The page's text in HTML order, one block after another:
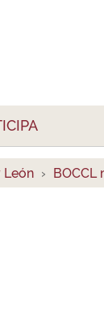
León BOCCL